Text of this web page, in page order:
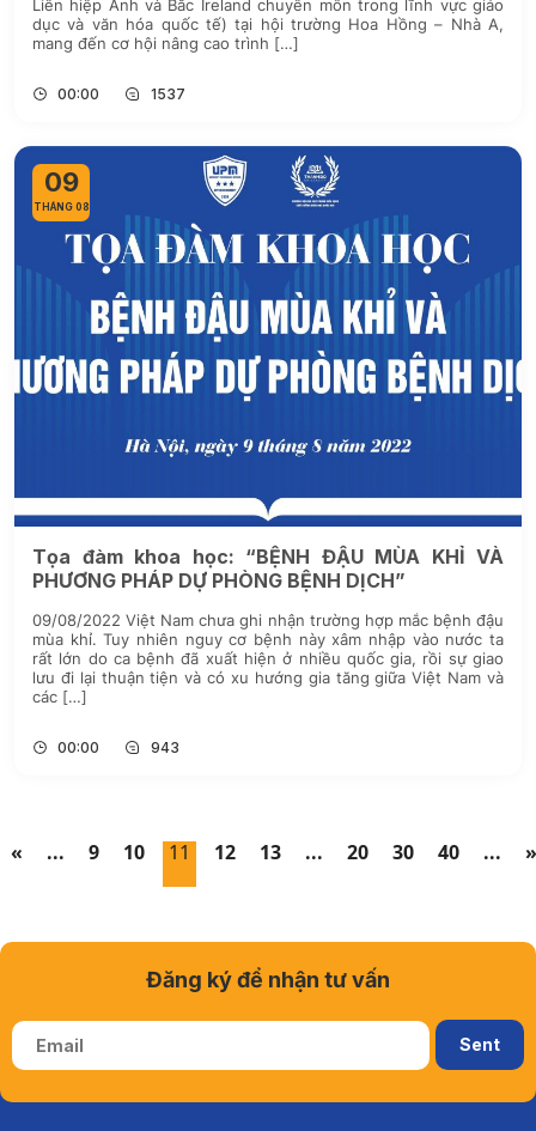
Liên hiệp Anh và Bắc Ireland chuyên môn trong lĩnh vực giáo
dục và văn hóa quốc tế) tại hội trường Hoa Hồng – Nhà A,
mang đến cơ hội nâng cao trình […]
00:00 1537
09
THÁNG 08
Tọa đàm khoa học: “BỆNH ĐẬU MÙA KHỈ VÀ
PHƯƠNG PHÁP DỰ PHÒNG BỆNH DỊCH”
09/08/2022 Việt Nam chưa ghi nhận trường hợp mắc bệnh đậu
mùa khỉ. Tuy nhiên nguy cơ bệnh này xâm nhập vào nước ta
rất lớn do ca bệnh đã xuất hiện ở nhiều quốc gia, rồi sự giao
lưu đi lại thuận tiện và có xu hướng gia tăng giữa Việt Nam và
các […]
00:00 943
« ... 9 10 11 12 13 ... 20 30 40 ... »
Đăng ký để nhận tư vấn